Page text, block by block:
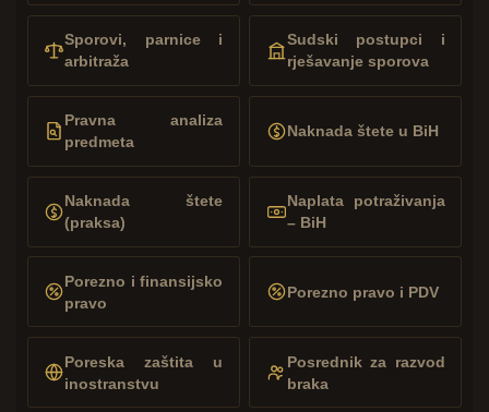
Sporovi, parnice i
arbitraža
Sudski postupci i
rješavanje sporova
Pravna analiza
predmeta
Naknada štete u BiH
Naknada štete
(praksa)
Naplata potraživanja
– BiH
Porezno i finansijsko
pravo
Porezno pravo i PDV
Poreska zaštita u
inostranstvu
Posrednik za razvod
braka